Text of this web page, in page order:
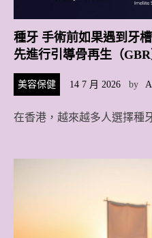
種牙 手術前如果遇到牙
先進行引導骨再生（
美容保健 14 7 月 2026 by
在香港，越來越多人選擇